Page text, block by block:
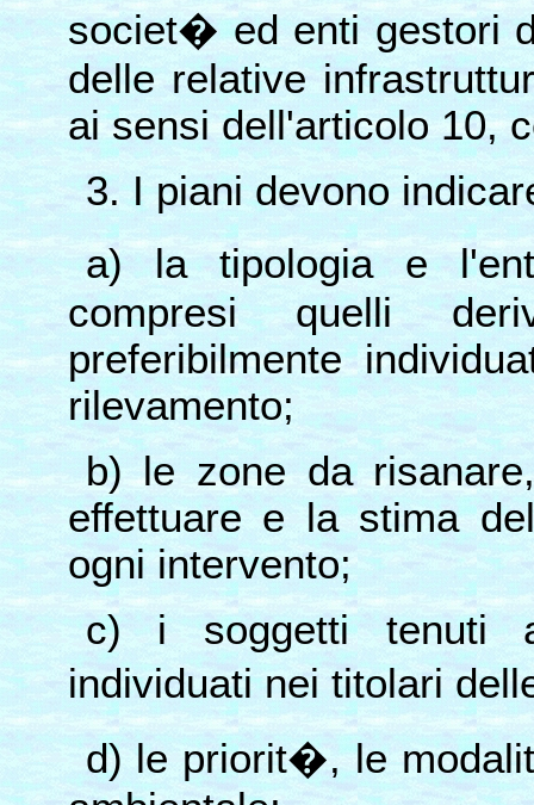
societ� ed enti gestori
delle relative
ai sensi dell'articolo 10,
3. I piani devono
a) la tipologia e
compresi quelli
preferibilmente
rilevamento;
b) le zone da
effettuare e la stima
ogni intervento;
c) i soggetti tenuti
individuati nei titolari
d) le priorit�, le